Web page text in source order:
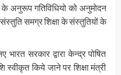
अनुरूप गतिविधियो को अनुमोदन
समग्र शिक्षा के संस्तुतियों के
भारत सरकार द्वारा केन्द्र पोषित
स्वीकृत किये जाने पर शिक्षा मंत्री